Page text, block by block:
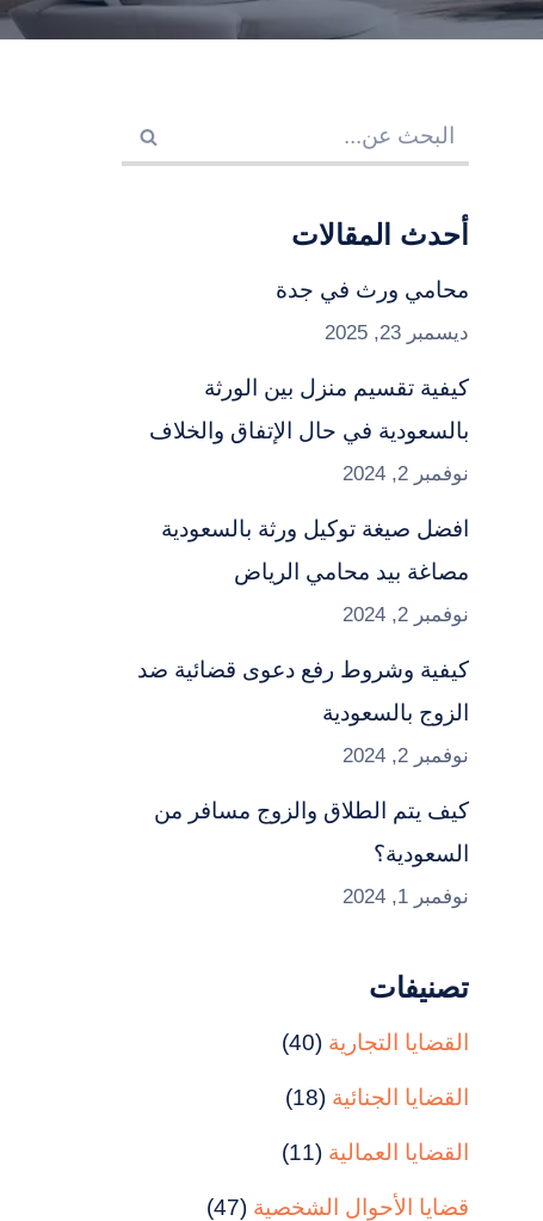
أحدث المقالات
محامي ورث في جدة
ديسمبر 23, 2025
كيفية تقسيم منزل بين الورثة
بالسعودية في حال الإتفاق والخلاف
نوفمبر 2, 2024
افضل صيغة توكيل ورثة بالسعودية
مصاغة بيد محامي الرياض
نوفمبر 2, 2024
كيفية وشروط رفع دعوى قضائية ضد
الزوج بالسعودية
نوفمبر 2, 2024
كيف يتم الطلاق والزوج مسافر من
السعودية؟
نوفمبر 1, 2024
تصنيفات
القضايا التجارية (40)
القضايا الجنائية (18)
القضايا العمالية (11)
قضايا الأحوال الشخصية (47)